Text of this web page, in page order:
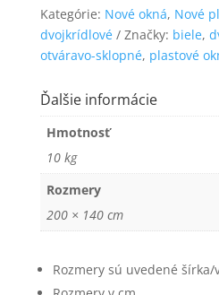
Kategórie: Nové okná, Nové
dvojkrídlové
Značky: biele,
otváravo-sklopné, plastové
Ďalšie informácie
Hmotnosť
10 kg
Rozmery
200 × 140 cm
Rozmery sú uvedené šírka/